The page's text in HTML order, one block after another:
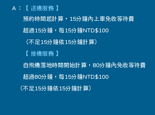
Ａ ：
【 ​送機服務 】
預約時間起計算，15分鐘內上車免收等待費
超過15分鐘，每15分鐘NTD$100
（不足15分鐘依15分鐘計算）
【 接機服務 】
自飛機落地時間開始計算，80分鐘內免收等待費
超過80分鐘，每15分鐘NTD$100
（不足15分鐘依15分鐘計算）